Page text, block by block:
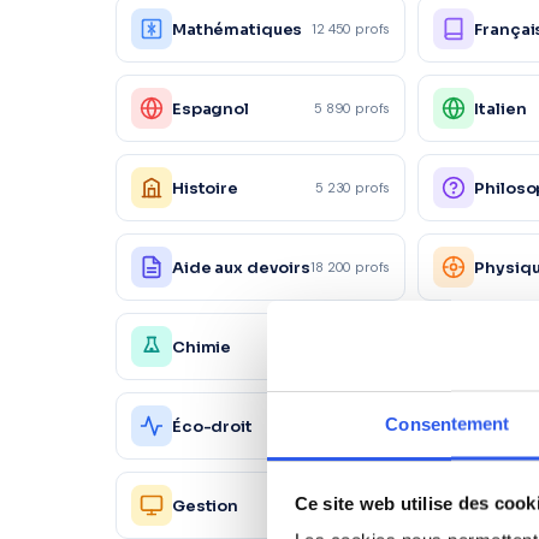
Consentement
Ce site web utilise des
Mathématiques 12 450 profs
Espagnol 5 890 profs Italien
Histoire 5 230 profs
Aide aux devoirs18 200 profs
Chimie
Éco-droit 1 560 profs
Action
Gestion 2 450 profs